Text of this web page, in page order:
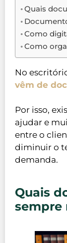
Quais
Como
Como
No
vêm de
Por isso,
ajudar e
entre o
diminuir o
demanda.
Quais
sempre